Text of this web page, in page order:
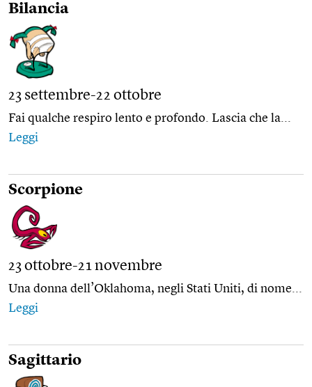
Bilancia
23 settembre-22 ottobre
Fai qualche respiro lento e profondo. Lascia che la...
Leggi
Scorpione
23 ottobre-21 novembre
Una donna dell’Oklahoma, negli Stati Uniti, di nome...
Leggi
Sagittario